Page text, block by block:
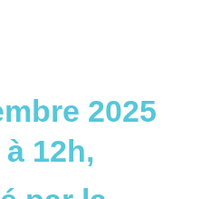
2025
12h,